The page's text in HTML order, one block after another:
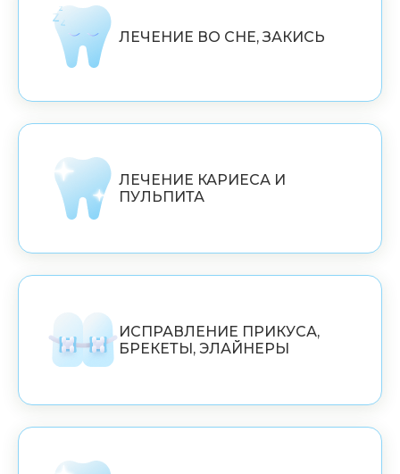
ЛЕЧЕНИЕ ВО СНЕ, ЗАКИСЬ
ЛЕЧЕНИЕ КАРИЕСА И
ПУЛЬПИТА
ИСПРАВЛЕНИЕ ПРИКУСА,
БРЕКЕТЫ, ЭЛАЙНЕРЫ